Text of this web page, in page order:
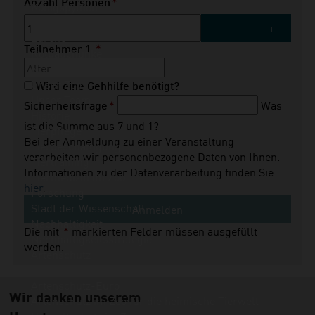
Königspython
Rotbauchunke
Unser Zoo
Unser Team
Historie
Tierpflege
Tierbeschäftigung
Tiertraining
Tiermedizin im Zoo
Forschung
Nachhaltigkeitsstrategie
Artenschutz
Artenschutz im Zoo für die heimische Tierwelt
Pflichtfeld
Anzahl Personen *
- +
Teilnehmer 1 *
Wird eine Gehhilfe benötigt?
Pflichtfeld
Sicherheitsfrage *
Was
ist die Summe aus 7 und 1?
Bei der Anmeldung zu einer Veranstaltung
verarbeiten wir personenbezogene Daten von Ihnen.
Informationen zu der Datenverarbeitung finden Sie
hier.
Die mit * markierten Felder müssen ausgefüllt
werden.
Wir danken unserem